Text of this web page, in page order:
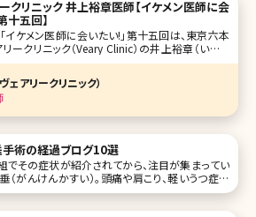
クリニック 井上裕章医師【イケメン医師に会
十五回】
イケメン医師に会いたい!」第十五回は、東京六本
リークリニック（Veary Clinic）の井上裕章（いのう
京大学医学部卒業後、骨盤臓器の
専門としてがん治療に携わる中、ある患者さんと
きっかけに医師としての価値観が大きく変わり、
アリークリニック）
術の経過ブログ10選
でその症状が紹介されてから、注目が集まってい
（がんけんかすい）。頭痛や肩こり、軽いうつ症状
しわまで、女性にとって気になる症状の原因にも